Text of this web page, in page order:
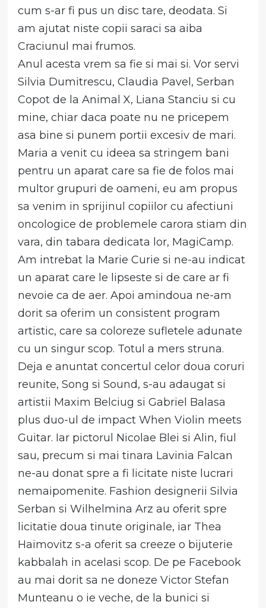
cum s-ar fi pus un disc tare, deodata. Si
am ajutat niste copii saraci sa aiba
Craciunul mai frumos.
Anul acesta vrem sa fie si mai si. Vor servi
Silvia Dumitrescu, Claudia Pavel, Serban
Copot de la Animal X, Liana Stanciu si cu
mine, chiar daca poate nu ne pricepem
asa bine si punem portii excesiv de mari.
Maria a venit cu ideea sa stringem bani
pentru un aparat care sa fie de folos mai
multor grupuri de oameni, eu am propus
sa venim in sprijinul copiilor cu afectiuni
oncologice de problemele carora stiam din
vara, din tabara dedicata lor, MagiCamp.
Am intrebat la Marie Curie si ne-au indicat
un aparat care le lipseste si de care ar fi
nevoie ca de aer. Apoi amindoua ne-am
dorit sa oferim un consistent program
artistic, care sa coloreze sufletele adunate
cu un singur scop. Totul a mers struna.
Deja e anuntat concertul celor doua coruri
reunite, Song si Sound, s-au adaugat si
artistii Maxim Belciug si Gabriel Balasa
plus duo-ul de impact When Violin meets
Guitar. Iar pictorul Nicolae Blei si Alin, fiul
sau, precum si mai tinara Lavinia Falcan
ne-au donat spre a fi licitate niste lucrari
nemaipomenite. Fashion designerii Silvia
Serban si Wilhelmina Arz au oferit spre
licitatie doua tinute originale, iar Thea
Haimovitz s-a oferit sa creeze o bijuterie
kabbalah in acelasi scop. De pe Facebook
au mai dorit sa ne doneze Victor Stefan
Munteanu o ie veche, de la bunici si